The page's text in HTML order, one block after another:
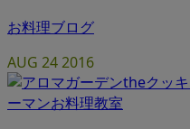
お料理ブログ
AUG 242016